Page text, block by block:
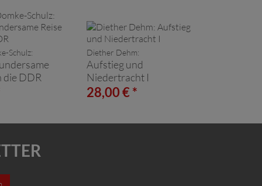
Schulz:
die DDR
Diether Dehm:
Aufstieg und
Niedertracht I
28,00 € *